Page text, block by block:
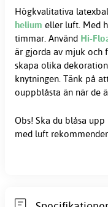
Högkvalitativa
helium eller luft. Med
timmar. Använd Hi-
är gjorda av mjuk och
skapa olika
knytningen. Tänk på
ouppblåsta än när de
Obs! Ska du blåsa
med luft